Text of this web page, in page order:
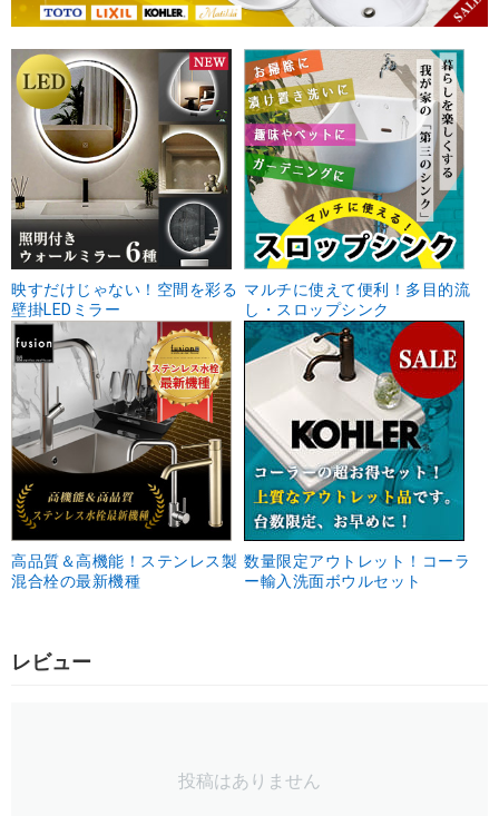
映すだけじゃない！空間を彩る
壁掛LEDミラー
マルチに使えて便利！多目的流
し・スロップシンク
高品質＆高機能！ステンレス製
混合栓の最新機種
数量限定アウトレット！コーラ
ー輸入洗面ボウルセット
レビュー
投稿はありません